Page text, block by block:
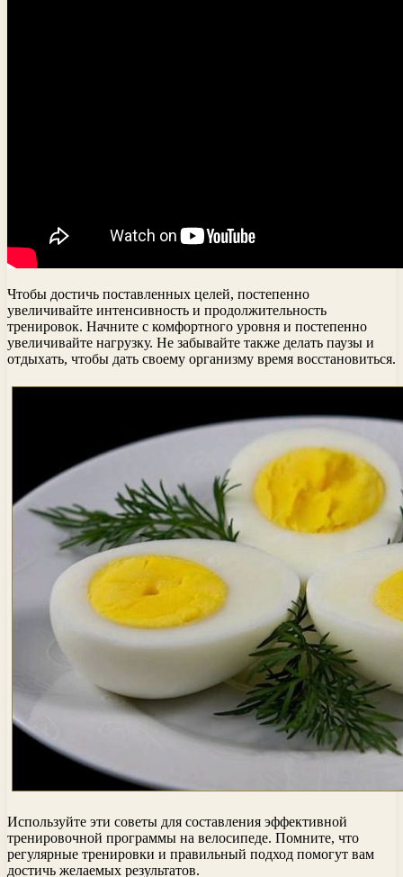
Чтобы достичь поставленных целей, постепенно
увеличивайте интенсивность и продолжительность
тренировок. Начните с комфортного уровня и постепенно
увеличивайте нагрузку. Не забывайте также делать паузы и
отдыхать, чтобы дать своему организму время восстановиться.
Используйте эти советы для составления эффективной
тренировочной программы на велосипеде. Помните, что
регулярные тренировки и правильный подход помогут вам
достичь желаемых результатов.